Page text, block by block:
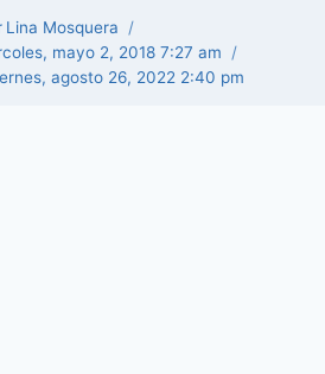
Lina Mosquera
mayo 2, 2018 7:27 am
agosto 26, 2022 2:40 pm